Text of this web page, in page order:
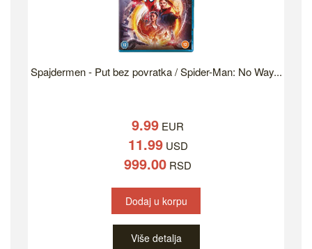
Spajdermen - Put bez povratka / Spider-Man: No Way...
9.99 EUR
11.99USD
999.00 RSD
Dodaj u korpu
Više detalja